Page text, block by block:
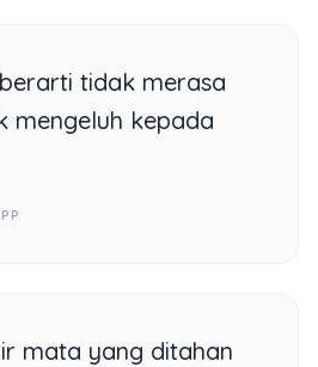
tidak merasa
mengeluh kepada
mata yang ditahan